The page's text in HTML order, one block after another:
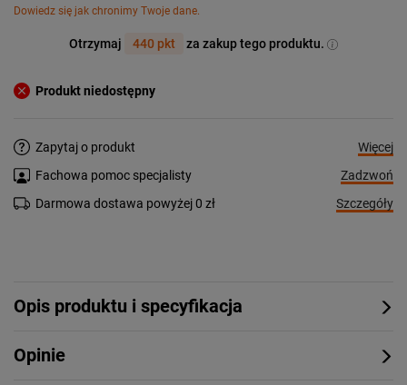
Dowiedz się jak chronimy Twoje dane.
Otrzymaj 440 pkt za zakup tego produktu.
Produkt niedostępny
Zapytaj o produkt
Więcej
Fachowa pomoc specjalisty
Zadzwoń
Darmowa dostawa powyżej 0 zł
Szczegóły
Opis produktu i specyfikacja
Opinie